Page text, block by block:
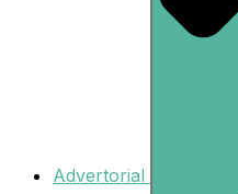
Advertorial